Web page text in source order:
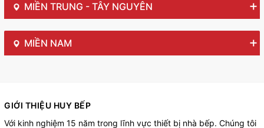
MIỀN TRUNG - TÂY NGUYÊN
MIỀN NAM
GIỚI THIỆU HUY BẾP
Với kinh nghiệm 15 năm trong lĩnh vực thiết bị nhà bếp. Chúng tôi